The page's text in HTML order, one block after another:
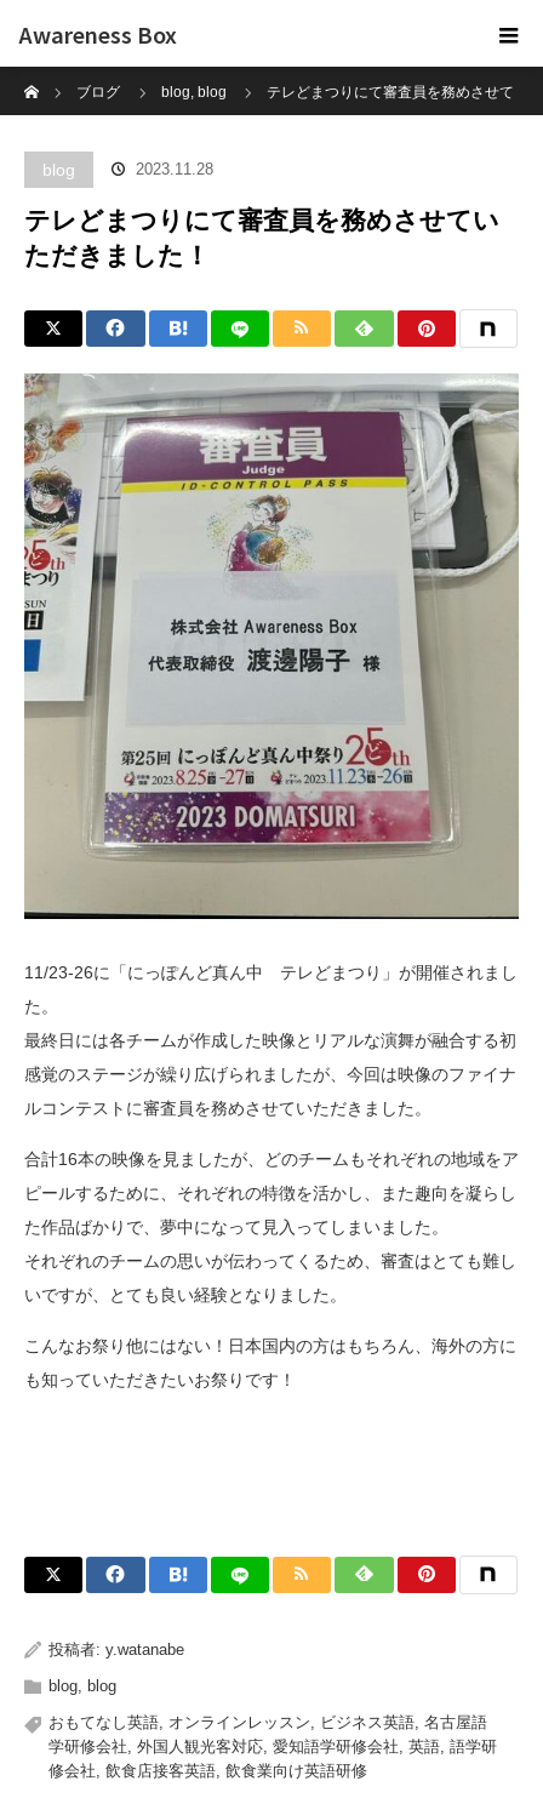
Awareness Box
ブログ
blog, blog テレどまつりにて審査員を務めさせて
blog 2023.11.28
テレどまつりにて審査員を務めさせてい
ただきました！
11/23-26に「にっぽんど真ん中 テレどまつり」が開催されまし
た。
最終日には各チームが作成した映像とリアルな演舞が融合する初
感覚のステージが繰り広げられましたが、今回は映像のファイナ
ルコンテストに審査員を務めさせていただきました。
合計16本の映像を見ましたが、どのチームもそれぞれの地域をア
ピールするために、それぞれの特徴を活かし、また趣向を凝らし
た作品ばかりで、夢中になって見入ってしまいました。
それぞれのチームの思いが伝わってくるため、審査はとても難し
いですが、とても良い経験となりました。
こんなお祭り他にはない！日本国内の方はもちろん、海外の方に
も知っていただきたいお祭りです！
投稿者: y.watanabe
blog
blog
おもてなし英語 オンラインレッスン ビジネス英語 名古屋語
学研修会社 外国人観光客対応 愛知語学研修会社 英語 語学研
修会社 飲食店接客英語 飲食業向け英語研修